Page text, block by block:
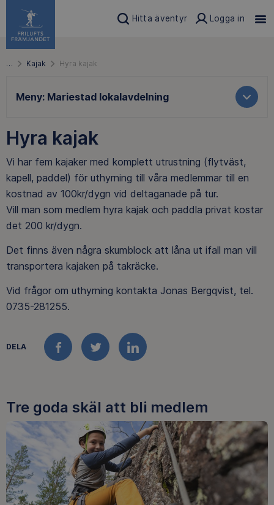
Hitta äventyr Logga in
… Kajak Hyra kajak
Meny: Mariestad lokalavdelning
Hyra kajak
Vi har fem kajaker med komplett utrustning (flytväst,
kapell, paddel) för uthyrning till våra medlemmar till en
kostnad av 100kr/dygn vid deltaganade på tur.
Vill man som medlem hyra kajak och paddla privat kostar
det 200 kr/dygn.
Det finns även några skumblock att låna ut ifall man vill
transportera kajaken på takräcke.
Vid frågor om uthyrning kontakta Jonas Bergqvist, tel.
0735-281255.
DELA
FACEBOOKTWITTERLINKEDIN
Tre goda skäl att bli medlem